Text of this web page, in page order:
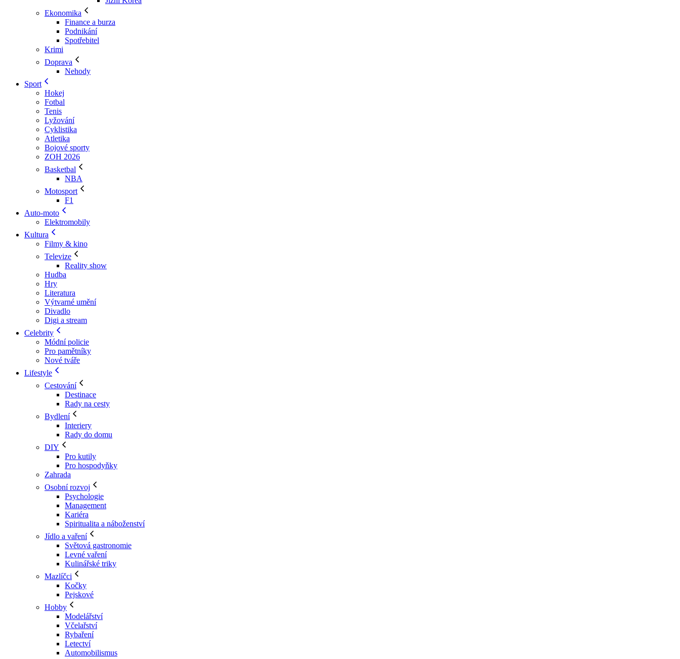
Ekonomika
Finance a burza
Podnikání
Spotřebitel
Krimi
Doprava
Nehody
Sport
Hokej
Fotbal
Tenis
Lyžování
Cyklistika
Atletika
Bojové sporty
ZOH 2026
Basketbal
NBA
Motosport
F1
Auto-moto
Elektromobily
Kultura
Filmy & kino
Televize
Reality show
Hudba
Hry
Literatura
Výtvarné umění
Divadlo
Digi a stream
Celebrity
Módní policie
Pro pamětníky
Nové tváře
Lifestyle
Cestování
Destinace
Rady na cesty
Bydlení
Interiery
Rady do domu
DIY
Pro kutily
Pro hospodyňky
Zahrada
Osobní rozvoj
Psychologie
Management
Kariéra
Spiritualita a náboženství
Jídlo a vaření
Světová gastronomie
Levné vaření
Kulinářské triky
Mazlíčci
Kočky
Pejskové
Hobby
Modelářství
Včelařství
Rybaření
Letectví
Automobilismus